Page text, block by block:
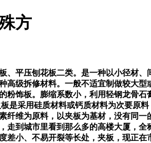
方
平压刨花板二类。是一种以小径材、
高级拆修材料。一般不适宜制做较大
粉饰板。膨缩系数小，利用轻钢龙骨
是采用硅质材料或钙质材料为次要原
纤维为原料，以夹板为基材，没有同
走到城市里看到那么多的高楼大厦，
差小、不易开裂等长处，夹板，现正